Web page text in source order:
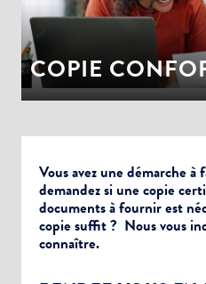
COPIE
Vous avez une démarche à
demandez si une copie
documents à fournir est
copie suffit ? Nous vous
connaître.